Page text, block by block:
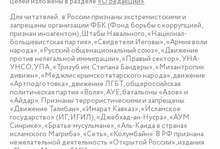
Для читателей: в России признаны экстремистскими и
запрещены организации ФБК (Фонд борьбы с коррупцией,
признан иноагентом), Штабы Навального, «Национал-
большевистская партия», «Свидетели Иеговы», «Армия воли
народа», «Русский общенациональный союз», «Движение
против нелегальной иммиграции», «Правый сектор», УНА-
УНСО, УПА, «Тризуб им. Степана Бандеры», «Мизантропик
дивижн», «Меджлис крымскотатарского народа», движение
«Артподготовка», движение ЛГБТ, общероссийская
политическая партия «Воля», АУЕ, батальоны «Азов» и
«Айдар». Признаны террористическими и запрещены:
«Движение Талибан», «Имарат Кавказ», «Исламское
государство» (ИГ, ИГИЛ), «Джебхад-ан-Нусра», «АУМ
Синрике», «Братья-мусульмане», «Аль-Каида в странах
исламского Магриба», «Сеть», «Колумбайн». В РФ признана
нежелательной деятельность «Открытой России», издания